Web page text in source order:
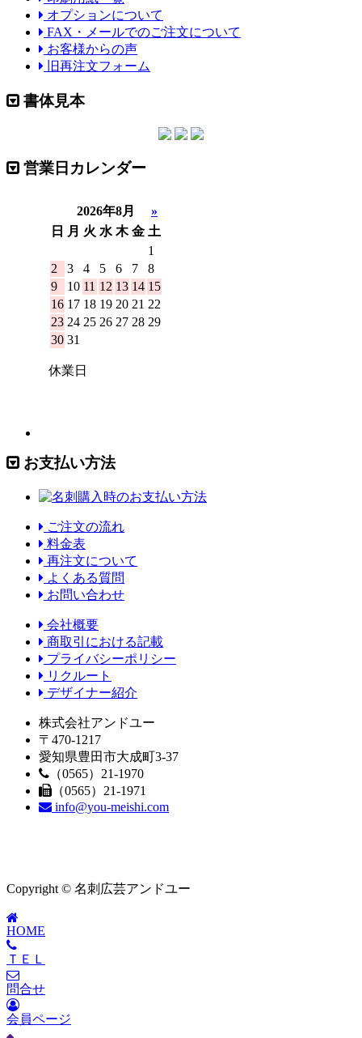
オプションについて
FAX・メールでのご注文について
お客様からの声
旧再注文フォーム
書体見本
営業日カレンダー
お支払い方法
ご注文の流れ
料金表
再注文について
よくある質問
お問い合わせ
会社概要
商取引における記載
プライバシーポリシー
リクルート
デザイナー紹介
株式会社アンドユー
〒470-1217
愛知県豊田市大成町3-37
（0565）21-1970
（0565）21-1971
info@you-meishi.com
Copyright © 名刺広芸アンドユー
HOME
ＴＥＬ
問合せ
会員ページ